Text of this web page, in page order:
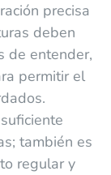
precisa
deben
de entender,
permitir el
también es
regular y